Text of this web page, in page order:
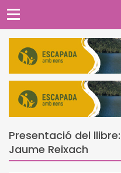
Presentació del
Jaume Reixach